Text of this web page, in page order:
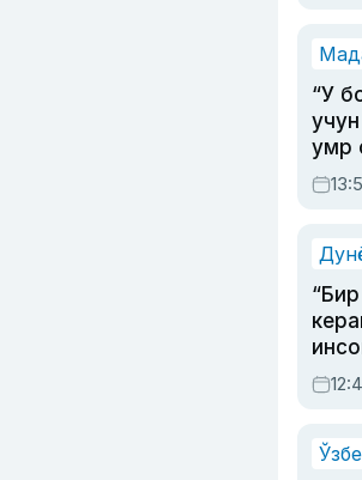
“У
умр